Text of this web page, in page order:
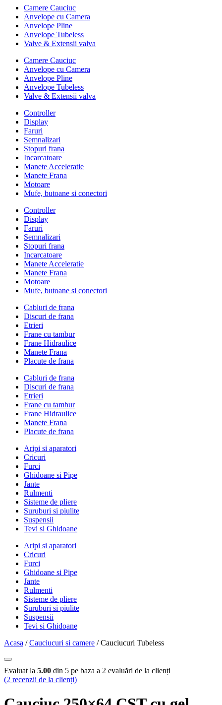
Camere Cauciuc
Anvelope cu Camera
Anvelope Pline
Anvelope Tubeless
Valve & Extensii valva
Camere Cauciuc
Anvelope cu Camera
Anvelope Pline
Anvelope Tubeless
Valve & Extensii valva
Controller
Display
Faruri
Semnalizari
Stopuri frana
Incarcatoare
Manete Acceleratie
Manete Frana
Motoare
Mufe, butoane si conectori
Controller
Display
Faruri
Semnalizari
Stopuri frana
Incarcatoare
Manete Acceleratie
Manete Frana
Motoare
Mufe, butoane si conectori
Cabluri de frana
Discuri de frana
Etrieri
Frane cu tambur
Frane Hidraulice
Manete Frana
Placute de frana
Cabluri de frana
Discuri de frana
Etrieri
Frane cu tambur
Frane Hidraulice
Manete Frana
Placute de frana
Aripi si aparatori
Cricuri
Furci
Ghidoane si Pipe
Jante
Rulmenti
Sisteme de pliere
Suruburi si piulite
Suspensii
Tevi si Ghidoane
Aripi si aparatori
Cricuri
Furci
Ghidoane si Pipe
Jante
Rulmenti
Sisteme de pliere
Suruburi si piulite
Suspensii
Tevi si Ghidoane
Acasa /Cauciucuri si camere / Cauciucuri Tubeless
Evaluat la 5.00 din 5 pe baza a 2 evaluări de la clienți
(2 recenzii de la clienți)